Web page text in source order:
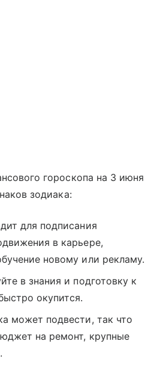
гороскопа на 3 июня
зодиака:
для подписания
в карьере,
новому или рекламу.
в знания и подготовку к
окупится.
может подвести, так что
на ремонт, крупные